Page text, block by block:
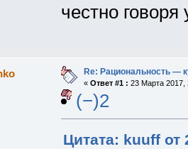
честно
Re: Рациональность —
« Ответ #1 : 23 Марта 2017,
(−)2
Цитата: kuuff от